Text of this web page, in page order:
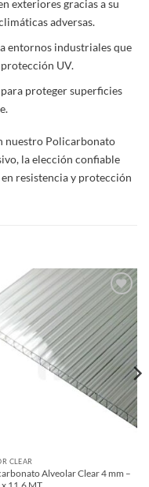
exteriores gracias a su
adversas.
entornos industriales que
UV.
proteger superficies
nuestro Policarbonato
la elección confiable
resistencia y protección
Add to
wishlist
CLEAR
Alveolar Clear 4 mm –